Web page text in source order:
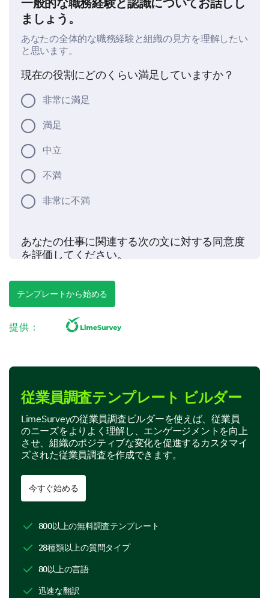
ましょう。
あなたの全体的な職務経験と組織の見方を理解したい
と思います。
現在の役割にどのくらい満足していますか？
非常に満足
満足
中立
不満
非常に不満
あなたの仕事に関連する次の文に対する同意度
を評価してください。
選択肢：
- 強く同意する
- 同意する
- 中立
- 同意しない
自分の仕事が評価されていると感じます。
自分の役割は明確に定義され、理解されています。
自分のチームに所属している感覚を感じます。
プロフェッショナルな成長と学びを理解し
このセクションは、あなたのプロフェッショナルな成
長とスキル開発の機会についてです。
プロフェッショナルな成長の機会が与えられま
テンプレートから始める
提供：
従業員調査テンプレート ビルダー
LimeSurveyの従業員調査ビルダーを使えば、従業員
のニーズをよりよく理解し、エンゲージメントを向上
させ、組織のポジティブな変化を促進するカスタマイ
ズされた従業員調査を作成できます。
今すぐ始める
800以上の無料調査テンプレート
28種類以上の質問タイプ
80以上の言語
迅速な翻訳